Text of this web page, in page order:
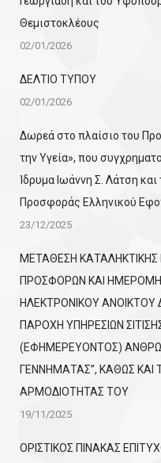
Θεμιστοκλέους
02/01/2026
ΔΕΛΤΙΟ ΤΥΠΟΥ
02/01/2026
Δωρεά στο πλαίσιο του
την Υγεία», που
Ίδρυμα Ιωάννη Σ. Λάτση και
Προσφοράς Ελληνικού
23/12/2025
ΜΕΤΑΘΕΣΗ
ΠΡΟΣΦΟΡΩΝ ΚΑΙ
ΗΛΕΚΤΡΟΝΙΚΟΥ ΑΝΟΙΚΤΟΥ
ΠΑΡΟΧΗ ΥΠΗΡΕΣΙΩΝ
(ΕΦΗΜΕΡΕΥΟΝΤΟΣ)
ΓΕΝΝΗΜΑΤΑΣ”, ΚΑΘΩΣ ΚΑΙ
ΑΡΜΟΔΙΟΤΗΤΑΣ ΤΟΥ
19/11/2025
ΟΡΙΣΤΙΚΟΣ ΠΙΝΑΚΑΣ